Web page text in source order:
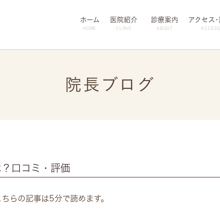
ホーム
HOME
医院紹介
CLINIC
診療案内
ABOUT
アクセス
院長ブログ
口コミ・評価
ちらの記事は5分で読めます。